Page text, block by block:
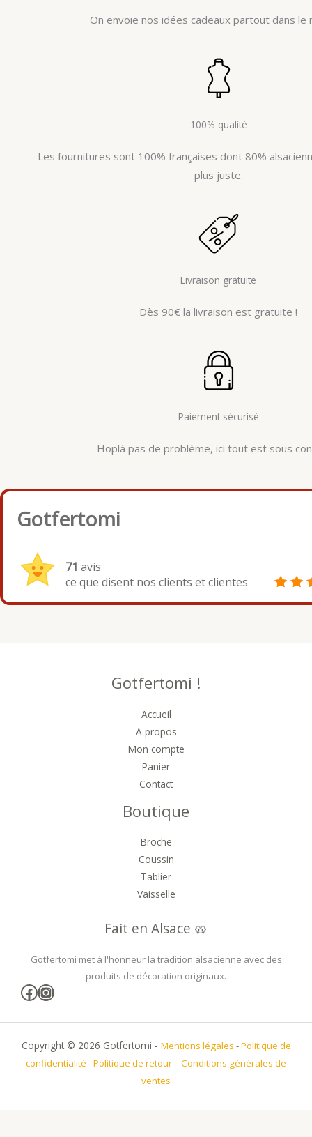
On envoie nos idées cadeaux partout dans le
100% qualité
Les fournitures sont 100% françaises dont 80%
plus juste.
Livraison gratuite
Dès 90€ la livraison est gratuite !
Paiement sécurisé
Hoplà pas de problème, ici tout est sous
Gotfertomi
71 avis
ce que disent nos clients et clientes
Gotfertomi !
Accueil
A propos
Mon compte
Panier
Contact
Boutique
Broche
Coussin
Tablier
Vaisselle
Fait en Alsace 🥨
Gotfertomi met à l'honneur la tradition alsacienne avec des
produits de décoration originaux.
Facebook
Instagram
Copyright © 2026 Gotfertomi - Mentions légales -Politique de
confidentialité -Politique de retour- Conditions générales de
ventes